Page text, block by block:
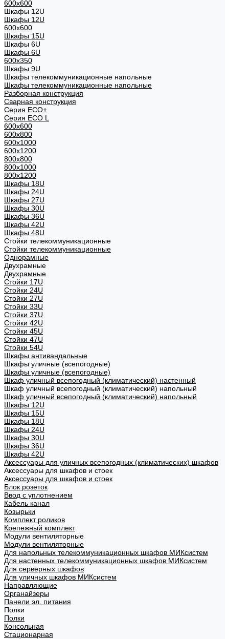
600x600
Шкафы 12U
Шкафы 12U
600x600
Шкафы 15U
Шкафы 6U
Шкафы 6U
600x350
Шкафы 9U
Шкафы телекоммуникационные напольные
Шкафы телекоммуникационные напольные
Разборная конструкция
Сварная конструкция
Серия ECO+
Серия ECO L
600x600
600x800
600х1000
600х1200
800x800
800х1000
800х1200
Шкафы 18U
Шкафы 24U
Шкафы 27U
Шкафы 30U
Шкафы 36U
Шкафы 42U
Шкафы 48U
Стойки телекоммуникационные
Стойки телекоммуникационные
Однорамные
Двухрамные
Двухрамные
Стойки 17U
Стойки 24U
Стойки 27U
Стойки 33U
Стойки 37U
Стойки 42U
Стойки 45U
Стойки 47U
Стойки 54U
Шкафы антивандальные
Шкафы уличные (всепогодные)
Шкафы уличные (всепогодные)
Шкаф уличный всепогодный (климатический) настенный
Шкаф уличный всепогодный (климатический) напольный
Шкаф уличный всепогодный (климатический) напольный
Шкафы 12U
Шкафы 15U
Шкафы 18U
Шкафы 24U
Шкафы 30U
Шкафы 36U
Шкафы 42U
Аксессуары для уличных всепогодных (климатических) шкафов
Аксессуары для шкафов и стоек
Аксессуары для шкафов и стоек
Блок розеток
Ввод с уплотнением
Кабель канал
Козырьки
Комплект роликов
Крепежный комплект
Модули вентиляторные
Модули вентиляторные
Для напольных телекоммуникационных шкафов МИКсистем
Для настенных телекоммуникационных шкафов МИКсистем
Для серверных шкафов
Для уличных шкафов МИКсистем
Направляющие
Органайзеры
Панели эл. питания
Полки
Полки
Консольная
Стационарная